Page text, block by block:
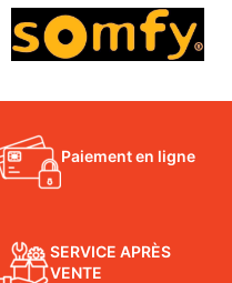
Paiement en ligne
SERVICE APRÈS
VENTE